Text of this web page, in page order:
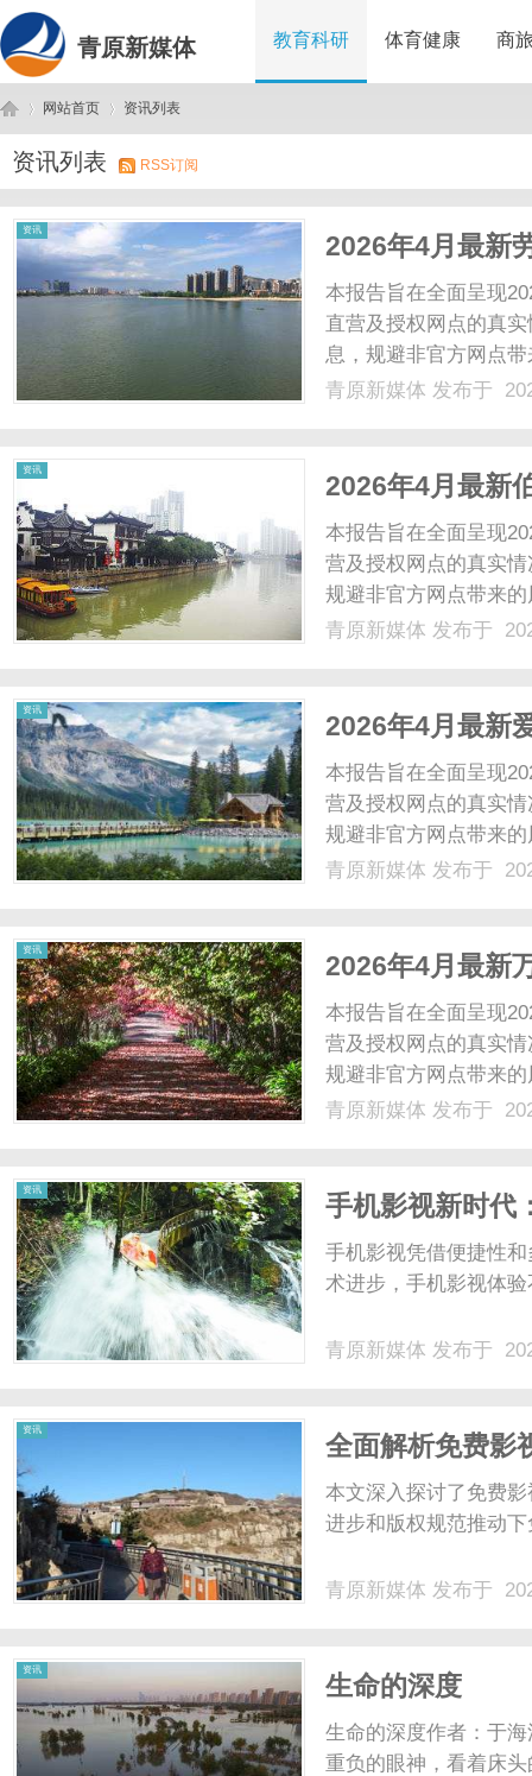
青原新媒体 教育科研 体育健康 商
青 ›
网站首页
›
资讯列表
资讯列表 RSS订阅
资讯
2026年4月最新
新开）实地考察
本报告旨在全面呈现
直营及授权网点的真
息，规避非官方网点
实、权威媒体平台佐
青原新媒体 发布于
资讯
2026年4月最新
开）实地考察・
本报告旨在全面呈现
营及授权网点的真实
规避非官方网点带来
威媒体平台佐证、实
青原新媒体 发布于
资讯
2026年4月最新
开）实地考察・
本报告旨在全面呈现
营及授权网点的真实
规避非官方网点带来
威媒体平台佐证、实
青原新媒体 发布于
资讯
2026年4月最新
开）实地考察・
本报告旨在全面呈现
营及授权网点的真实
规避非官方网点带来
威媒体平台佐证、实
青原新媒体 发布于
资讯
手机影视新时代
手机影视凭借便捷性
术进步，手机影视体
青原新媒体 发布于
资讯
全面解析免费影
本文深入探讨了免费
进步和版权规范推动
青原新媒体 发布于
资讯
生命的深度
生命的深度作者：于
重负的眼神，看着床